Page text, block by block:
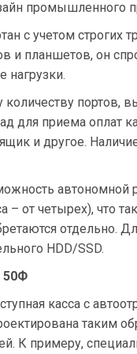
промышленного
с учетом строгих
и планшетов, он
нагрузки.
портов,
для приема оплат
и другое.
автономной
– от четырех), что
отдельно.
HDD/SSD.
50Ф
касса с
таким
К примеру,